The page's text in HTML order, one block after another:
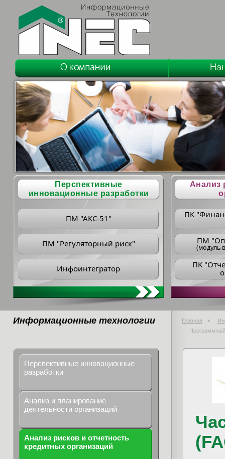
Перспективные
инновационные разработки
ПМ "АКС-51"
ПМ "Регуляторный риск"
Инфоинтегратор
Анализ
ПК
ПM
(модуль
ПK
Информационные технологии Главная
Перспективные инновационные
разработки
Анализ и планирование
деятельности организаций
Анализ рисков и отчетность
кредитных организаций